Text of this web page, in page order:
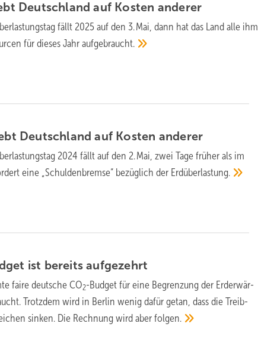
Deutschland auf Kosten anderer
fällt 2025 auf den 3. Mai, dann hat das Land alle ihm
für die­ses Jahrauf­ge­braucht.
Deutschland auf Kosten anderer
2024 fällt auf den 2. Mai, zwei Tage früher als im
eine „Schulden­bremse“ bezüglich der Erd­über­lastung.
ist bereitsaufgezehrt
faire deut­sche CO2-Budget für ei­ne Be­gren­zung der Erd­er­wär­
Trotz­dem wird in Berlin we­nig dafür ge­tan, dass die Treib­
sin­ken. Die Rech­nung wird aberfol­gen.